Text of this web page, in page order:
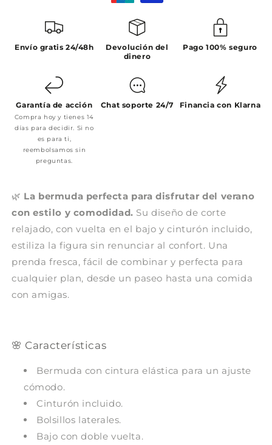
Envío gratis 24/48h
Devolución del
dinero
Pago 100% seguro
Garantía de acción
Compra hoy y tienes 14
días para decidir. Si no
es para ti,
reembolsamos sin
preguntas.
Chat soporte 24/7 Financia con Klarna
🌿 La bermuda perfecta para disfrutar del verano
con estilo y comodidad. Su diseño de corte
relajado, con vuelta en el bajo y cinturón incluido,
estiliza la figura sin renunciar al confort. Una
prenda fresca, fácil de combinar y perfecta para
cualquier plan, desde un paseo hasta una comida
con amigas.
🌸 Características
Bermuda con cintura elástica para un ajuste
cómodo.
Cinturón incluido.
Bolsillos laterales.
Bajo con doble vuelta.